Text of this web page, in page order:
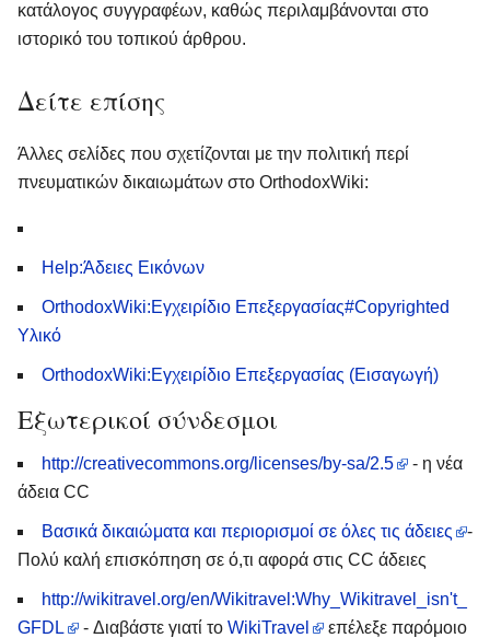
κατάλογος συγγραφέων, καθώς περιλαμβάνονται στο
ιστορικό του τοπικού άρθρου.
Δείτε επίσης
Άλλες σελίδες που σχετίζονται με την πολιτική περί
πνευματικών δικαιωμάτων στο OrthodoxWiki:
Help:Άδειες Εικόνων
OrthodoxWiki:Εγχειρίδιο Επεξεργασίας#Copyrighted
Υλικό
OrthodoxWiki:Εγχειρίδιο Επεξεργασίας (Εισαγωγή)
Εξωτερικοί σύνδεσμοι
http://creativecommons.org/licenses/by-sa/2.5
- η νέα
άδεια CC
Βασικά δικαιώματα και περιορισμοί σε όλες τις άδειες
-
Πολύ καλή επισκόπηση σε ό,τι αφορά στις CC άδειες
http://wikitravel.org/en/Wikitravel:Why_Wikitravel_isn't_
GFDL
- Διαβάστε γιατί το WikiTravel
επέλεξε παρόμοιο